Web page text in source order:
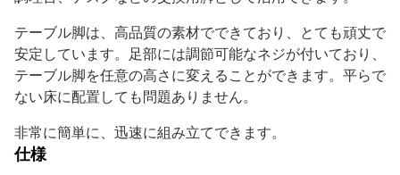
テーブル脚は、高品質の素材でできており、とても頑丈で
安定しています。足部には調節可能なネジが付いており、
テーブル脚を任意の高さに変えることができます。平らで
ない床に配置しても問題ありません。
非常に簡単に、迅速に組み立てできます。
仕様